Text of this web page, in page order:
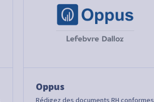
Oppus
Rédigez des documents RH conformes